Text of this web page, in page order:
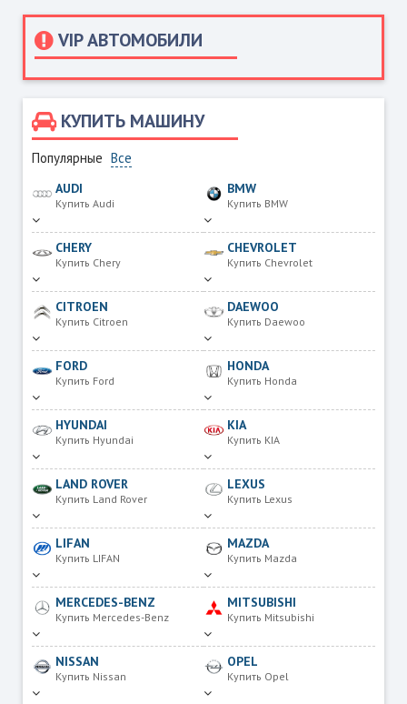
VIP АВТОМОБИЛИ
КУПИТЬ МАШИНУ
Популярные Все
AUDI
Купить Audi
BMW
Купить BMW
CHERY
Купить Chery
CHEVROLET
Купить Chevrolet
CITROEN
Купить Citroen
DAEWOO
Купить Daewoo
FORD
Купить Ford
HONDA
Купить Honda
HYUNDAI
Купить Hyundai
KIA
Купить KIA
LAND ROVER
Купить Land Rover
LEXUS
Купить Lexus
LIFAN
Купить LIFAN
MAZDA
Купить Mazda
MERCEDES-BENZ
Купить Mercedes-Benz
MITSUBISHI
Купить Mitsubishi
NISSAN
Купить Nissan
OPEL
Купить Opel